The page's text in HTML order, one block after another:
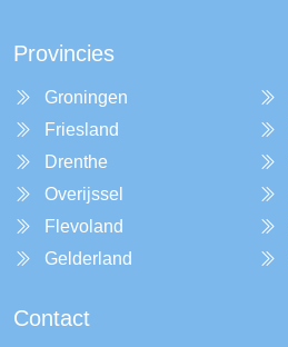
Provincies
Groningen
Friesland
Drenthe
Overijssel
Flevoland
Gelderland
Contact